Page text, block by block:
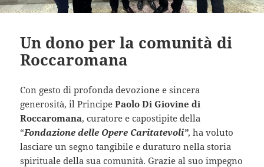
Un dono per la comunità di
Roccaromana
Con gesto di profonda devozione e sincera
generosità, il PrincipePaolo Di Giovine di
Roccaromana, curatore e capostipite della
“Fondazione delle Opere Caritatevoli”, ha voluto
lasciare un segno tangibile e duraturo nella storia
spirituale della sua comunità. Grazie al suo impegno